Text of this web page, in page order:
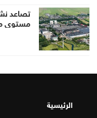
تصاعد
مستوى منذ 4
الرئيسية